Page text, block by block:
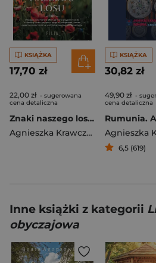
KSIĄŻKA
17,70 zł
22,00 zł - sugerowana
cena detaliczna
Znaki naszego losu wyd. kieszonkowe
Agnieszka Krawczyk
KSIĄŻKA
30,82 zł
49,90 zł -
cena detaliczna
6,5 (619)
Inne książki z kategorii
obyczajowa